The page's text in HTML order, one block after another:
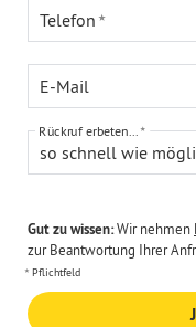
Telefon
E-Mail
so schnell wie
Rückruf erbeten...
Gut zu wissen:Wir nehmen
zur Beantwortung Ihrer
Pflichtfeld